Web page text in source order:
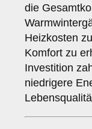
die
Heizkosten
Komfort zu
Investition
niedrigere